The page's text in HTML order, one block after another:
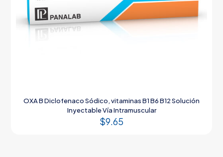
OXA B Diclofenaco Sódico, vitaminas B1 B6 B12 Solución
Inyectable Vía Intramuscular
$9.65